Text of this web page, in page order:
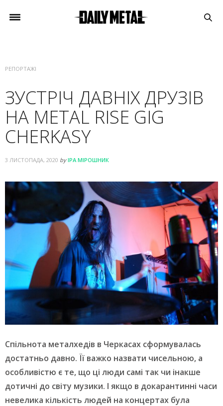
РЕПОРТАЖІ
ЗУСТРІЧ ДАВНІХ ДРУЗІВ
НА METAL RISE GIG
CHERKASY
3 ЛИСТОПАДА, 2020 by ІРА МІРОШНИК
Спільнота металхедів в Черкасах сформувалась
достатньо давно. Її важко назвати чисельною, а
особливістю є те, що ці люди самі так чи інакше
дотичні до світу музики. І якщо в докарантинні часи
невелика кількість людей на концертах була